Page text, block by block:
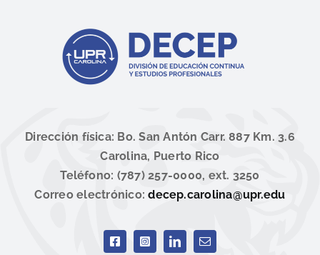
Dirección física: Bo. San Antón Carr. 887 Km. 3.6
Carolina, Puerto Rico
Teléfono: (787) 257-0000, ext. 3250
Correo electrónico:decep.carolina@upr.edu